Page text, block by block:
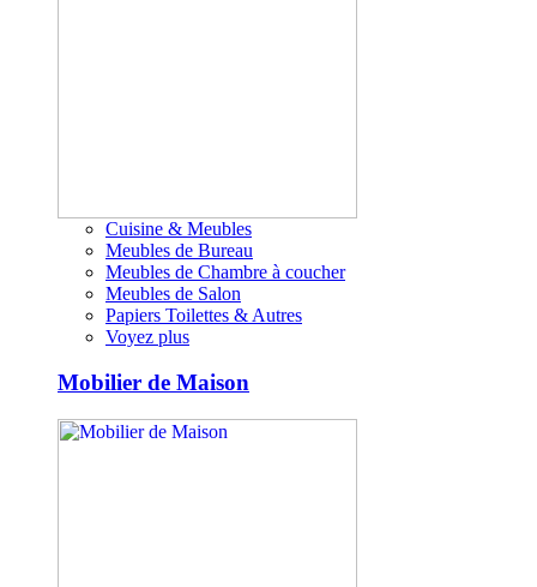
Cuisine & Meubles
Meubles de Bureau
Meubles de Chambre à coucher
Meubles de Salon
Papiers Toilettes & Autres
Voyez plus
Mobilier de Maison